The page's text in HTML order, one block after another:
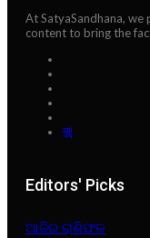
At SatyaSandhana,
content to bring the
Editors' Picks
ଆଜିର ରାଶିଫଳ